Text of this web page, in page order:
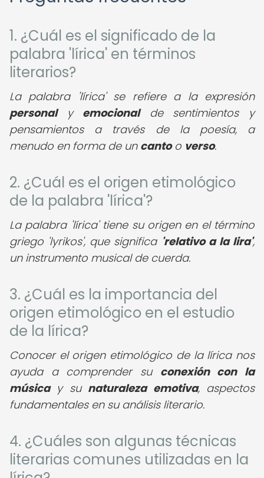
1. ¿Cuál es el significado de la
palabra 'lírica' en términos
literarios?
La palabra 'lírica' se refiere a la expresión
personaly emocionalde sentimientos y
pensamientos a través de la poesía, a
menudo en forma de un cantoo verso.
2. ¿Cuál es el origen etimológico
de la palabra 'lírica'?
La palabra 'lírica' tiene su origen en el término
griego 'lyrikos', que significa 'relativo a la lira',
un instrumento musical de cuerda.
3. ¿Cuál es la importancia del
origen etimológico en el estudio
de la lírica?
Conocer el origen etimológico de la lírica nos
ayuda a comprender su conexión con la
músicay su naturaleza emotiva, aspectos
fundamentales en su análisis literario.
4. ¿Cuáles son algunas técnicas
literarias comunes utilizadas en la